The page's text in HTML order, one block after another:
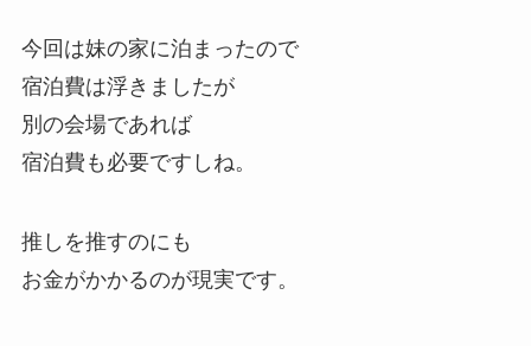
今回は妹の家に泊まったので
宿泊費は浮きましたが
別の会場であれば
宿泊費も必要ですしね。
推しを推すのにも
お金がかかるのが現実です。